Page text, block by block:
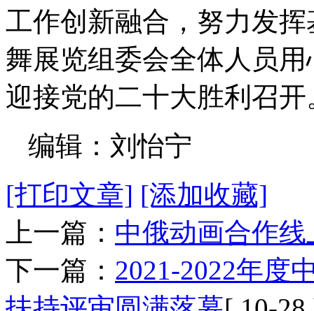
工作创新融合，努力发
舞展览组委会全体人员
迎接党的二十大胜利召开
编辑：刘怡宁
[打印文章] [添加收藏]
上一篇： 中俄动画合作
下一篇： 2021-2022年度